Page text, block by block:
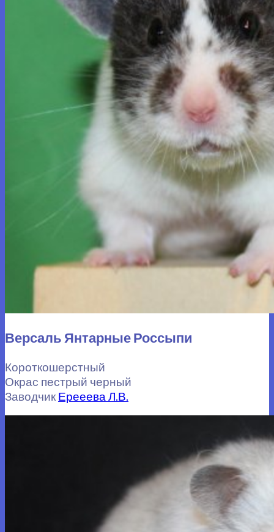
Версаль Янтарные Россыпи
Короткошерстный
Окрас пестрый черный
Заводчик Ерееева Л.В.